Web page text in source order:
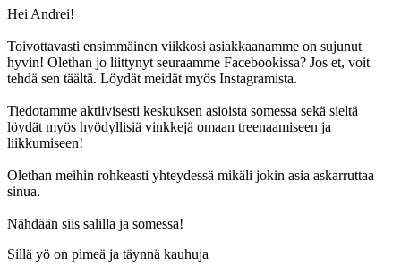
Hei Andrei!
Toivottavasti ensimmäinen viikkosi asiakkaanamme on sujunut
hyvin! Olethan jo liittynyt seuraamme Facebookissa? Jos et, voit
tehdä sen täältä. Löydät meidät myös Instagramista.
Tiedotamme aktiivisesti keskuksen asioista somessa sekä sieltä
löydät myös hyödyllisiä vinkkejä omaan treenaamiseen ja
liikkumiseen!
Olethan meihin rohkeasti yhteydessä mikäli jokin asia askarruttaa
sinua.
Nähdään siis salilla ja somessa!
Sillä yö on pimeä ja täynnä kauhuja